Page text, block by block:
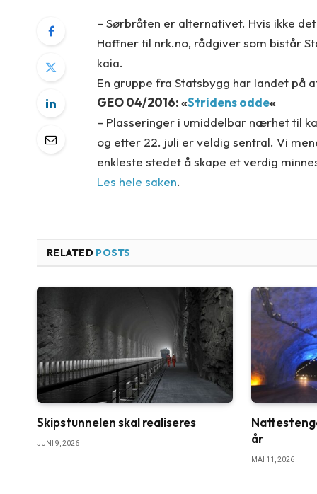
– Sørbråten er alternativet. Hvis ikke
Haffner til nrk.no, rådgiver som bistår
kaia.
En gruppe fra Statsbygg har landet
GEO 04/2016: «Stridens odde«
– Plasseringer i umiddelbar nærhet til
og etter 22. juli er veldig sentral. Vi
enkleste stedet å skape et verdig
Les hele saken.
RELATED POSTS
Skipstunnelen skal realiseres
JUNI 9, 2026
år
MAI 11, 2026